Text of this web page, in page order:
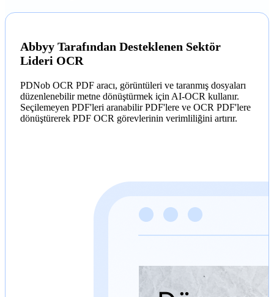
Abbyy Tarafından Desteklenen Sektör
Lideri OCR
PDNob OCR PDF aracı, görüntüleri ve taranmış dosyaları
düzenlenebilir metne dönüştürmek için AI-OCR kullanır.
Seçilemeyen PDF'leri aranabilir PDF'lere ve OCR PDF'lere
dönüştürerek PDF OCR görevlerinin verimliliğini artırır.